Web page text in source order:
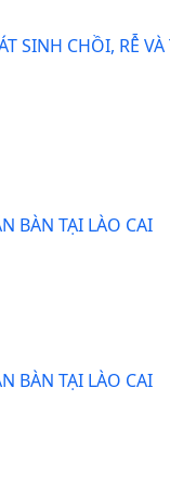
SINH CHỒI, RỄ VÀ
BÀN TẠI LÀO CAI
BÀN TẠI LÀO CAI